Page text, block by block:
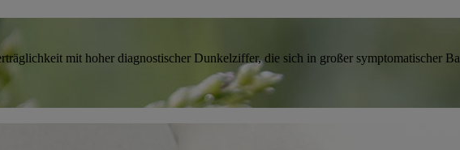
mit hoher diagnostischer Dunkelziffer, die sich in großer symptomatischer